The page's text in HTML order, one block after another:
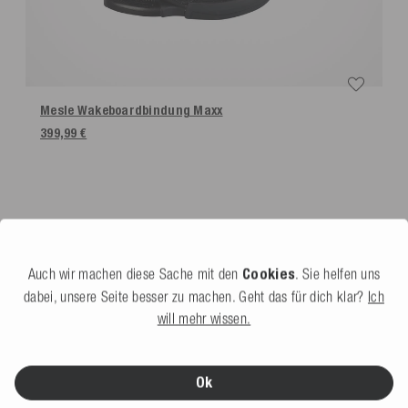
Mesle Wakeboardbindung Maxx
399,99 €
DAS SAGEN UNSERE KUNDEN
Auch wir machen diese Sache mit den Cookies. Sie helfen uns
dabei, unsere Seite besser zu machen. Geht das für dich klar? Ich
will mehr wissen.
Ok